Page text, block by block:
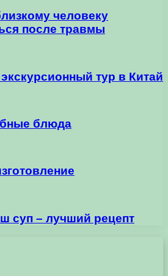
человеку
после травмы
тур в Китай
блюда
суп – лучший рецепт